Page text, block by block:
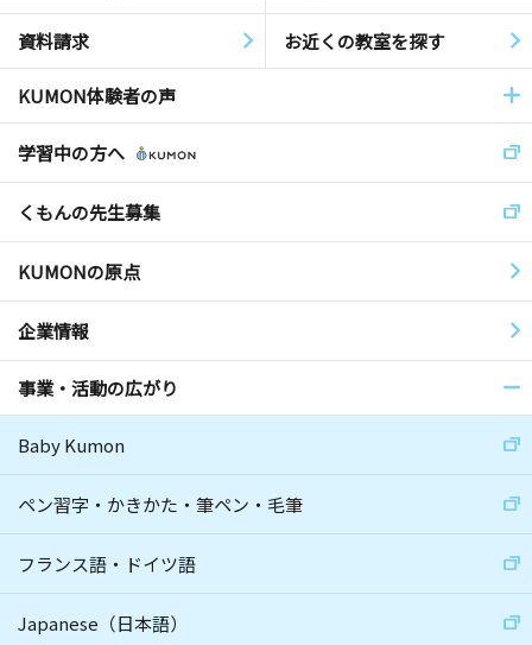
資料請求 お近くの教室を探す
KUMON体験者の声
学習中の方へ
くもんの先生募集
KUMONの原点
企業情報
事業・活動の広がり
Baby Kumon
ペン習字・かきかた・筆ペン・毛筆
フランス語・ドイツ語
Japanese（日本語）